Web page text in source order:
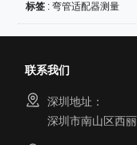
标签 :弯管适配器测量
联系我们
深圳地址：
深圳市南山区西